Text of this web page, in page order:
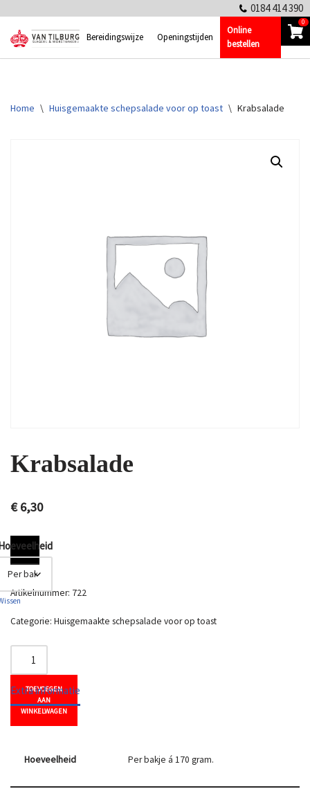
Ga
0184 414 390
Bereidingswijze Openingstijden
Online
bestellen
0
Home \ Huisgemaakte schepsalade voor op toast \ Krabsalade
Krabsalade
€6,30
TOEVOEGEN
AAN
WINKELWAGEN
Artikelnummer: 722
Categorie: Huisgemaakte schepsalade voor op toast
Extra informatie
Hoeveelheid Per bakje á 170 gram.